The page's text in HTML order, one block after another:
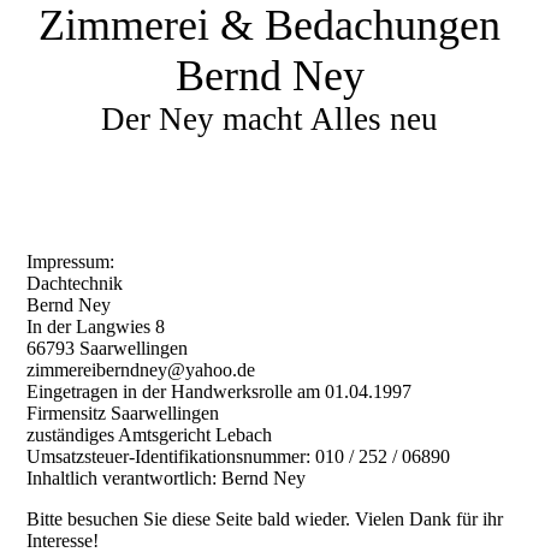
Zimmerei & Bedachungen
Bernd Ney
Der Ney macht Alles neu
Impressum:
Dachtechnik
Bernd Ney
In der Langwies 8
66793 Saarwellingen
zimmereiberndney@yahoo.de
Eingetragen in der Handwerksrolle am 01.04.1997
Firmensitz Saarwellingen
zuständiges Amtsgericht Lebach
Umsatzsteuer-Identifikationsnummer: 010 / 252 / 06890
Inhaltlich verantwortlich: Bernd Ney
Bitte besuchen Sie diese Seite bald wieder. Vielen Dank für ihr
Interesse!